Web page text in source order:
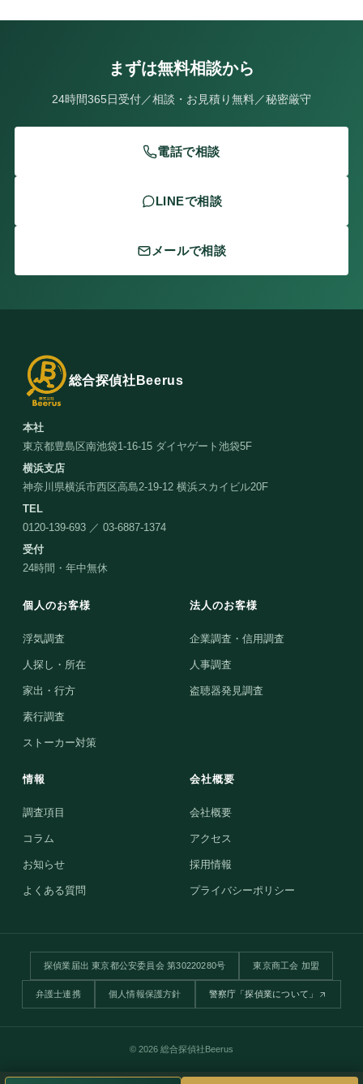
まずは無料相談から
24時間365日受付／相談・お見積り無料／秘密厳守
電話で相談
LINEで相談
メールで相談
総合探偵社Beerus
本社
東京都豊島区南池袋1-16-15 ダイヤゲート池袋5F
横浜支店
神奈川県横浜市西区高島2-19-12 横浜スカイビル20F
TEL
0120-139-693 ／ 03-6887-1374
受付
24時間・年中無休
個人のお客様
浮気調査
人探し・所在
家出・行方
素行調査
ストーカー対策
法人のお客様
企業調査・信用調査
人事調査
盗聴器発見調査
情報
調査項目
コラム
お知らせ
よくある質問
会社概要
会社概要
アクセス
採用情報
プライバシーポリシー
探偵業届出 東京都公安委員会 第30220280号 東京商工会 加盟
弁護士連携 個人情報保護方針 警察庁「探偵業について」
© 2026 総合探偵社Beerus